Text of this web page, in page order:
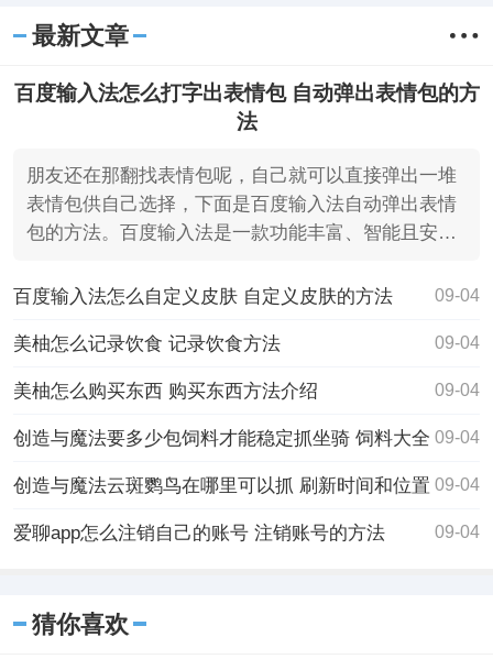
素为一体
最新文章
百度输入法怎么打字出表情包 自动弹出表情包的方
法
朋友还在那翻找表情包呢，自己就可以直接弹出一堆
表情包供自己选择，下面是百度输入法自动弹出表情
包的方法。百度输入法是一款功能丰富、智能且安全
百度输入法怎么自定义皮肤 自定义皮肤的方法 09-04
美柚怎么记录饮食 记录饮食方法 09-04
美柚怎么购买东西 购买东西方法介绍 09-04
创造与魔法要多少包饲料才能稳定抓坐骑 饲料大全 09-04
创造与魔法云斑鹦鸟在哪里可以抓 刷新时间和位置 09-04
爱聊app怎么注销自己的账号 注销账号的方法 09-04
猜你喜欢